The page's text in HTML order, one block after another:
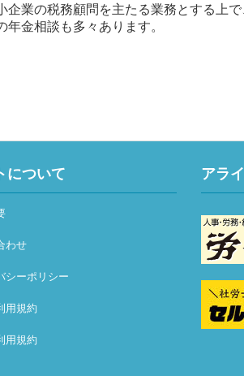
企業の税務顧問を主たる業務とする上
年金相談も多々あります。
について
わせ
シーポリシー
用規約
用規約
アラ